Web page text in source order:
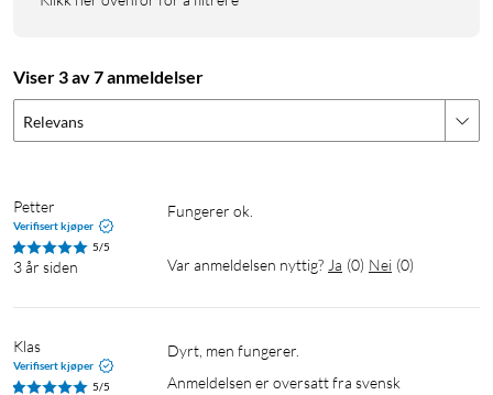
Viser 3 av 7 anmeldelser
Relevans
Petter
Verifisert kjøper
5/5
3 år siden
Fungerer ok.
Var anmeldelsen nyttig? Ja (0) Nei (0)
Klas
Verifisert kjøper
5/5
Dyrt, men fungerer.
Anmeldelsen er oversatt fra svensk